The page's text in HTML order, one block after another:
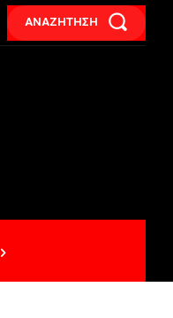
ΑΝΑΖΗΤΗΣΗ